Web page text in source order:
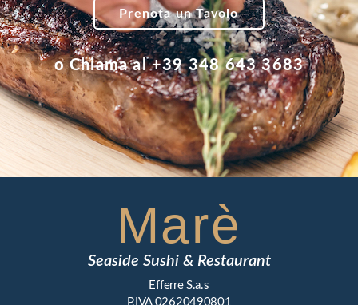
Prenota un Tavolo
o Chiama al +39 348 643 3683
Marè
Seaside Sushi & Restaurant
Efferre S.a.s
P.IVA 02620490801